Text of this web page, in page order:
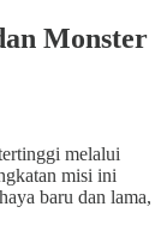
Monster
melalui
misi ini
baru dan lama,